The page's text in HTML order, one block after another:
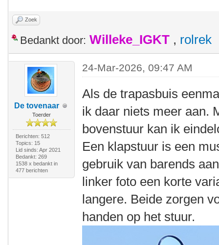
Zoek
Bedankt door: Willeke_IGKT , rolrek
De tovenaar
Toerder
Berichten: 512
Topics: 15
Lid sinds: Apr 2021
Bedankt: 269
1538 x bedankt in
477 berichten
24-Mar-2026, 09:47 AM
Als de trapasbuis
ik daar niets meer aan.
bovenstuur kan ik
Een klapstuur is een
gebruik van barends
linker foto een korte
langere. Beide zorgen
handen op het stuur.